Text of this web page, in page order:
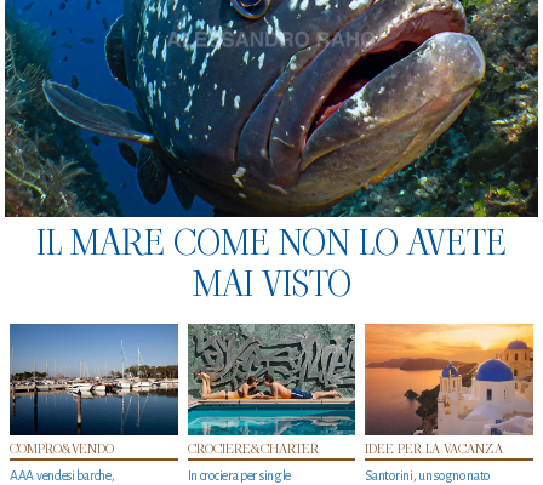
IL MARE COME NON LO AVETE
MAI VISTO
COMPRO&VENDO
AAA vendesi barche,
CROCIERE&CHARTER
In crociera per single
IDEE PER LA VACANZA
Santorini, un sogno nato